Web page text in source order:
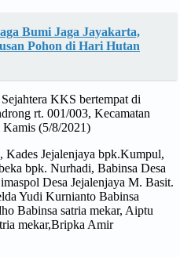
Bumi Jaga Jayakarta,
Pohon di Hari Hutan
KKS bertempat di
rt. 001/003, Kecamatan
Kamis (5/8/2021)
Kades Jejalenjaya bpk.Kumpul,
bpk. Nurhadi, Babinsa Desa
Desa Jejalenjaya M. Basit.
Yudi Kurnianto Babinsa
Babinsa satria mekar, Aiptu
mekar,Bripka Amir